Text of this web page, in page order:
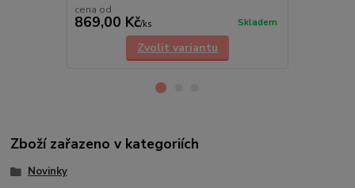
cena od
869,00 Kč/ks Skladem
Zvolit variantu
Zboží zařazeno v kategoriích
Novinky